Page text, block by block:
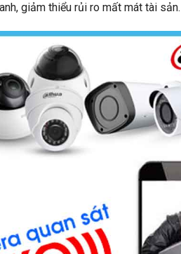
giảm thiểu rủi ro mất mát tài sản.